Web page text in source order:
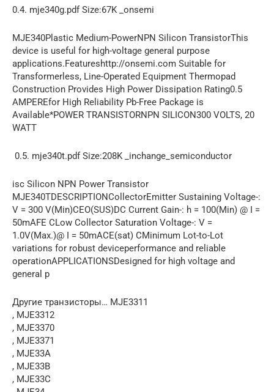
0.4. mje340g.pdf Size:67K _onsemi
MJE340Plastic Medium-PowerNPN Silicon TransistorThis
device is useful for high-voltage general purpose
applications.Featureshttp://onsemi.com Suitable for
Transformerless, Line-Operated Equipment Thermopad
Construction Provides High Power Dissipation Rating0.5
AMPEREfor High Reliability Pb-Free Package is
Available*POWER TRANSISTORNPN SILICON300 VOLTS, 20
WATT
0.5. mje340t.pdf Size:208K _inchange_semiconductor
isc Silicon NPN Power Transistor
MJE340TDESCRIPTIONCollectorEmitter Sustaining Voltage-:
V = 300 V(Min)CEO(SUS)DC Current Gain-: h = 100(Min) @ I =
50mAFE CLow Collector Saturation Voltage-: V =
1.0V(Max.)@ I = 50mACE(sat) CMinimum Lot-to-Lot
variations for robust deviceperformance and reliable
operationAPPLICATIONSDesigned for high voltage and
general p
Другие транзисторы… MJE3311
, MJE3312
, MJE3370
, MJE3371
, MJE33A
, MJE33B
, MJE33C